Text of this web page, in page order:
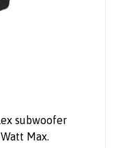
subwoofer
Max.